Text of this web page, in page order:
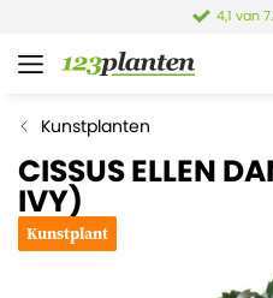
4,1 van
Kunstplanten
CISSUS ELLEN
IVY)
Kunstplant